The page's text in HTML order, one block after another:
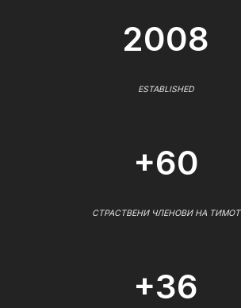
2008
ESTABLISHED
+60
СТРАСТВЕНИ ЧЛЕНОВИ НА ТИМОТ
+36